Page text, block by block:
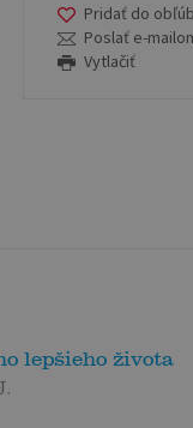
Pridať do
Poslať e-
Vytlačiť
lepšieho života